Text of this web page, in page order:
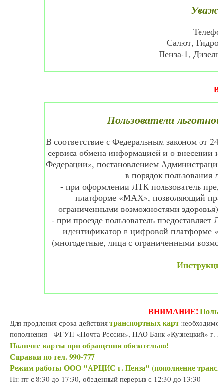
Салют,
Пенза-1,
Пользователи
В соответствие с Федеральным законом от
сервиса обмена информацией и о внесении
Федерации», постановлением
в порядок
- при оформлении ЛТК пользователь
платформе «МАХ», позволяющий
ограниченными возможностями
- при проезде пользователь
идентификатор в цифровой платформе
(многодетные, лица с ограниченными
ВНИМАНИЕ!
Для продления срока действия транспортных карт
пополнения - ФГУП «Почта России», ПАО Банк «Кузнецкий»
Наличие карты при обращении обязательно!
Справки по тел. 990-777
Режим работы ООО "АРЦИС г. Пенза" (пополнение
Пн-пт с 8:30 до 17:30, обеденный перерыв с 12:30 до 13:30